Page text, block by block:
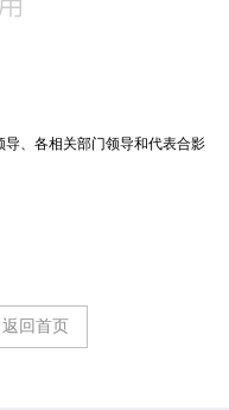
、各相关部门领导和代表合影
返回首页